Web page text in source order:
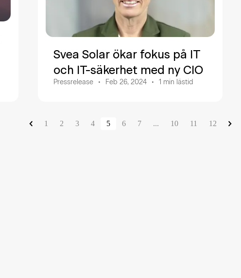
Svea Solar ökar fokus på IT
och IT-säkerhet med ny CIO
Pressrelease Feb 26, 2024 1 min lästid
1 2 3 4 5 6 7 ... 10 11 12